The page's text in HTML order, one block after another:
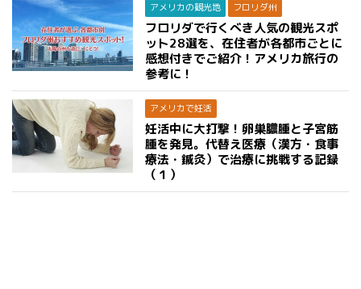
アメリカの観光地 フロリダ州
フロリダで行くべき人気の観光スポ
ット28選を、在住者が各都市ごとに
感想付きでご紹介！アメリカ旅行の
参考に！
アメリカで妊活
妊活中に大打撃！卵巣膿腫と子宮筋
腫を発見。代替え医療（漢方・食事
療法・鍼灸）で治療に挑戦する記録
（１）